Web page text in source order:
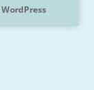
WordPress